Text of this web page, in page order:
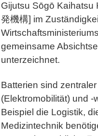
Gijutsu Sōgō Kaihatsu
発機構] im
gemeinsame
unterzeichnet.
Batterien sind
(Elektromobilität) und
Beispiel die Logistik,
Medizintechnik